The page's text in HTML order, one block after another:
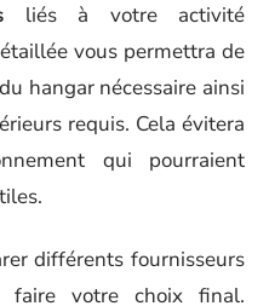
liés à votre activité
vous permettra de
hangar nécessaire ainsi
requis. Cela évitera
qui pourraient
différents fournisseurs
faire votre choix final.